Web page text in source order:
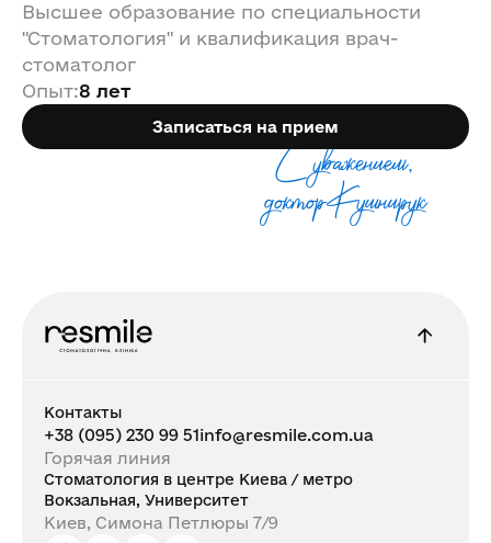
Высшее образование по специальности
"Стоматология" и квалификация врач-
стоматолог
Опыт:8 лет
Записаться на прием
С уважением,
доктор Кушнирук
Контакты
+38 (095) 230 99 51
Горячая линия
info@resmile.com.ua
Стоматология в центре Киева / метро
Вокзальная, Университет
Киев, Симона Петлюры 7/9